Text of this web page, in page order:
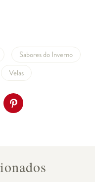
Sabores do Inverno
Velas